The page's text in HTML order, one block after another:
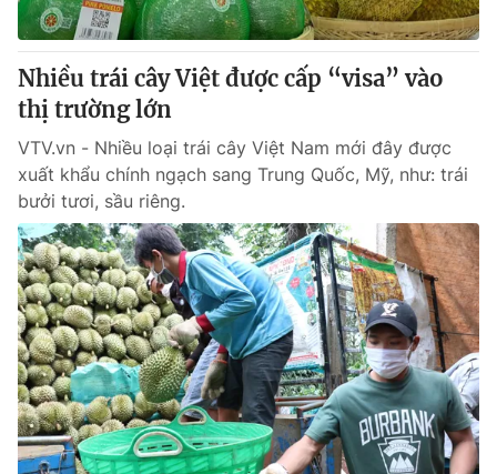
Nhiều trái cây Việt được cấp “visa” vào
thị trường lớn
VTV.vn - Nhiều loại trái cây Việt Nam mới đây được
xuất khẩu chính ngạch sang Trung Quốc, Mỹ, như: trái
bưởi tươi, sầu riêng.